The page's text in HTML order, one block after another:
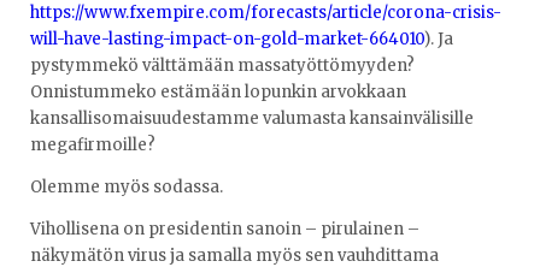
https://www.fxempire.com/forecasts/article/corona-crisis-
will-have-lasting-impact-on-gold-market-664010). Ja
pystymmekö välttämään massatyöttömyyden?
Onnistummeko estämään lopunkin arvokkaan
kansallisomaisuudestamme valumasta kansainvälisille
megafirmoille?
Olemme myös sodassa.
Vihollisena on presidentin sanoin – pirulainen –
näkymätön virus ja samalla myös sen vauhdittama